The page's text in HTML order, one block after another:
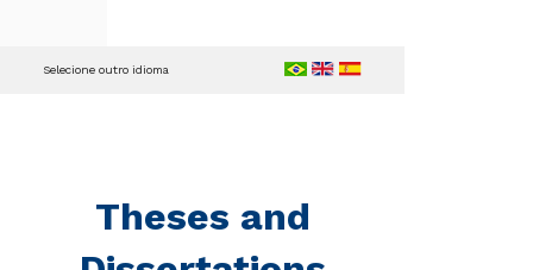
Theses and
Selecione outro idioma